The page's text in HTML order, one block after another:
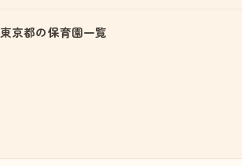
東京都の保育園一覧